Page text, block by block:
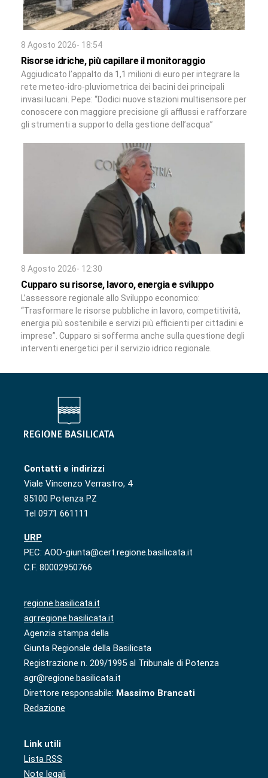
8 Agosto 2026- 18:54
Risorse idriche, più capillare il monitoraggio
Aggiudicato l’appalto da 1,1 milioni di euro per integrare la
rete meteo-idro-pluviometrica dei bacini dei principali
invasi lucani. Pepe: “Dodici nuove stazioni multisensore per
conoscere con maggiore precisione gli afflussi e rafforzare
gli strumenti a supporto della gestione dell’acqua”
8 Agosto 2026- 12:30
Cupparo su risorse, lavoro, energia e sviluppo
L’assessore regionale allo Sviluppo economico:
“Trasformare le risorse pubbliche in lavoro, competitività,
energia più sostenibile e servizi più efficienti per cittadini e
imprese”. Cupparo si sofferma anche sulla questione degli
interventi energetici per il servizio idrico regionale.
Contatti e indirizzi
Viale Vincenzo Verrastro, 4
85100 Potenza PZ
Tel 0971 661111
URP
PEC: AOO-giunta@cert.regione.basilicata.it
C.F. 80002950766
regione.basilicata.it
agr.regione.basilicata.it
Agenzia stampa della
Giunta Regionale della Basilicata
Registrazione n. 209/1995 al Tribunale di Potenza
agr@regione.basilicata.it
Direttore responsabile: Massimo Brancati
Redazione
Link utili
Lista RSS
Note legali